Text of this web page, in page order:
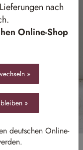
nach
Online-Shop
»
bleiben »
deutschen Online-